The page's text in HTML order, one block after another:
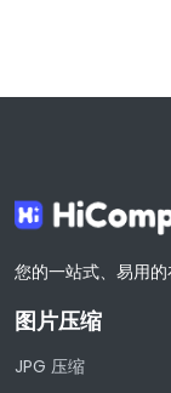
您的一站式、易用
图片压缩
JPG 压缩